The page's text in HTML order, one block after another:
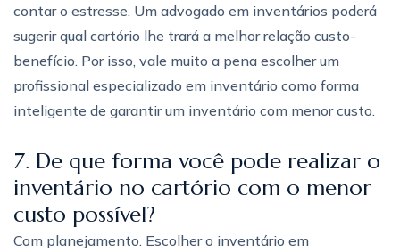
contar o estresse. Um advogado em inventários poderá
sugerir qual cartório lhe trará a melhor relação custo-
benefício. Por isso, vale muito a pena escolher um
profissional especializado em inventário como forma
inteligente de garantir um inventário com menor custo.
7. De que forma você pode realizar o
inventário no cartório com o menor
custo possível?
Com planejamento. Escolher o inventário em